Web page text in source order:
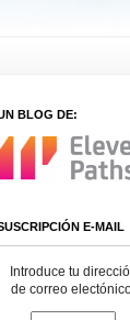
BLOG DE:
E-MAIL
Introduce tu
de correo